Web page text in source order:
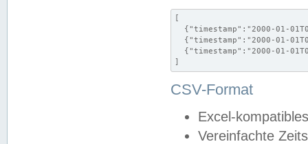
[
{"timestamp":"2000-01-
{"timestamp":"2000-01-
{"timestamp":"2000-01-
]
CSV-Format
Excel-
Vereinfachte